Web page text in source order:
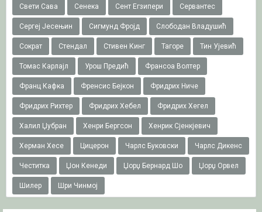
Свети Сава Сенека Сент Егзипери Сервантес
Сергеј Јесењин Сигмунд Фројд Слободан Владушић
Сократ Стендал Стивен Кинг Тагоре Тин Ујевић
Томас Карлајл Урош Предић Франсоа Волтер
Франц Кафка Френсис Бејкон Фридрих Ниче
Фридрих Рихтер Фридрих Хебел Фридрих Хегел
Халил Џубран Хенри Бергсон Хенрик Сјенкјевич
Херман Хесе Цицерон Чарлс Буковски Чарлс Дикенс
Честитка Џон Кенеди Џорџ Бернард Шо Џорџ Орвел
Шилер Шри Чинмој